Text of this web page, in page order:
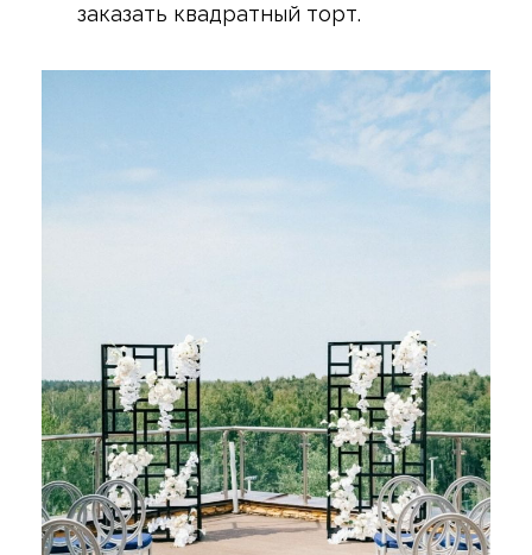
заказать квадратный торт.